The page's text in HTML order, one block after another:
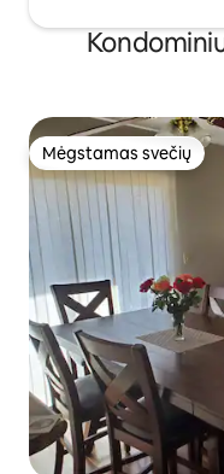
Mėgstamas svečių
Mėgstamas svečių